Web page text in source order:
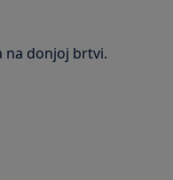
na donjoj brtvi.